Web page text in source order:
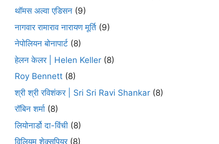
थॉमस अल्वा एडिसन (9)
नागवार रामाराव नारायण मूर्ति (9)
नेपोलियन बोनापार्ट (8)
हेलन केलर | Helen Keller (8)
Roy Bennett (8)
श्री श्री रविशंकर | Sri Sri Ravi Shankar (8)
रॉबिन शर्मा (8)
लियोनार्डो दा-विंची (8)
विलियम शेक्सपियर(8)